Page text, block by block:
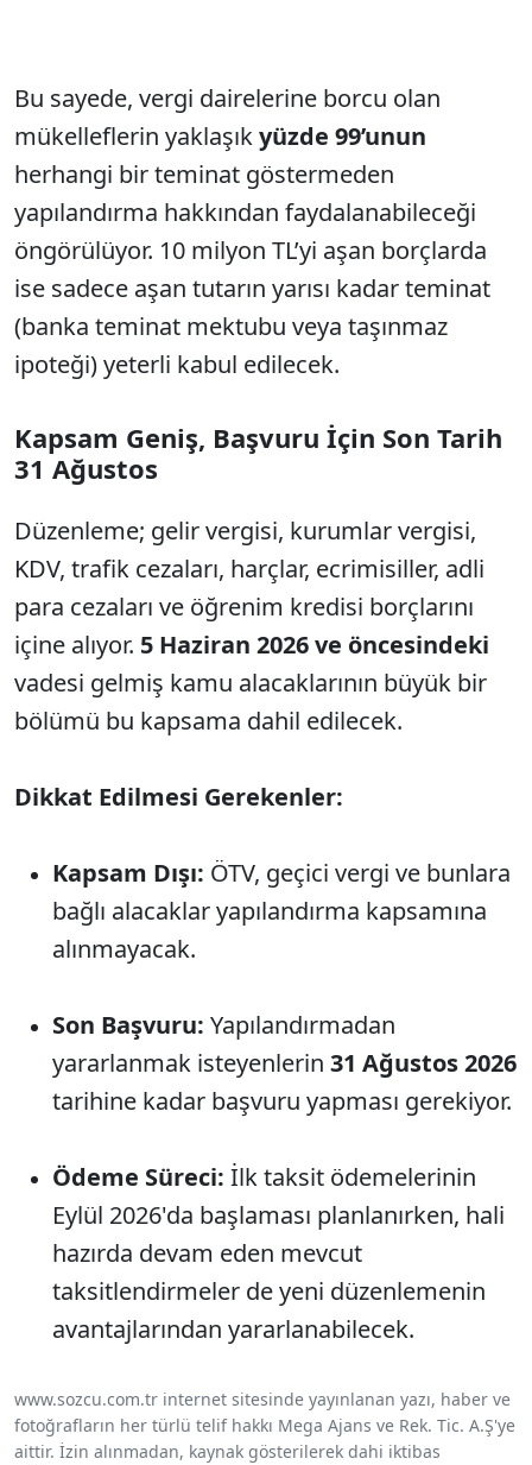
Bu sayede, vergi dairelerine borcu olan
mükelleflerin yaklaşıkyüzde 99’unun
herhangi bir teminat göstermeden
yapılandırma hakkından faydalanabileceği
öngörülüyor. 10 milyon TL’yi aşan borçlarda
ise sadece aşan tutarın yarısı kadar teminat
(banka teminat mektubu veya taşınmaz
ipoteği) yeterli kabul edilecek.
Kapsam Geniş, Başvuru İçin Son Tarih
31 Ağustos
Düzenleme; gelir vergisi, kurumlar vergisi,
KDV, trafik cezaları, harçlar, ecrimisiller, adli
para cezaları ve öğrenim kredisi borçlarını
içine alıyor. 5 Haziran 2026 ve öncesindeki
vadesi gelmiş kamu alacaklarının büyük bir
bölümü bu kapsama dahil edilecek.
Dikkat Edilmesi Gerekenler:
Kapsam Dışı: ÖTV, geçici vergi ve bunlara
bağlı alacaklar yapılandırma kapsamına
alınmayacak.
Son Başvuru: Yapılandırmadan
yararlanmak isteyenlerin 31 Ağustos 2026
tarihine kadar başvuru yapması gerekiyor.
Ödeme Süreci: İlk taksit ödemelerinin
Eylül 2026'da başlaması planlanırken, hali
hazırda devam eden mevcut
taksitlendirmeler de yeni düzenlemenin
avantajlarından yararlanabilecek.
www.sozcu.com.tr internet sitesinde yayınlanan yazı, haber ve
fotoğrafların her türlü telif hakkı Mega Ajans ve Rek. Tic. A.Ş'ye
aittir. İzin alınmadan, kaynak gösterilerek dahi iktibas